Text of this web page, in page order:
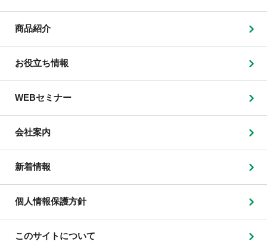
商品紹介
お役立ち情報
WEBセミナー
会社案内
新着情報
個人情報保護方針
このサイトについて